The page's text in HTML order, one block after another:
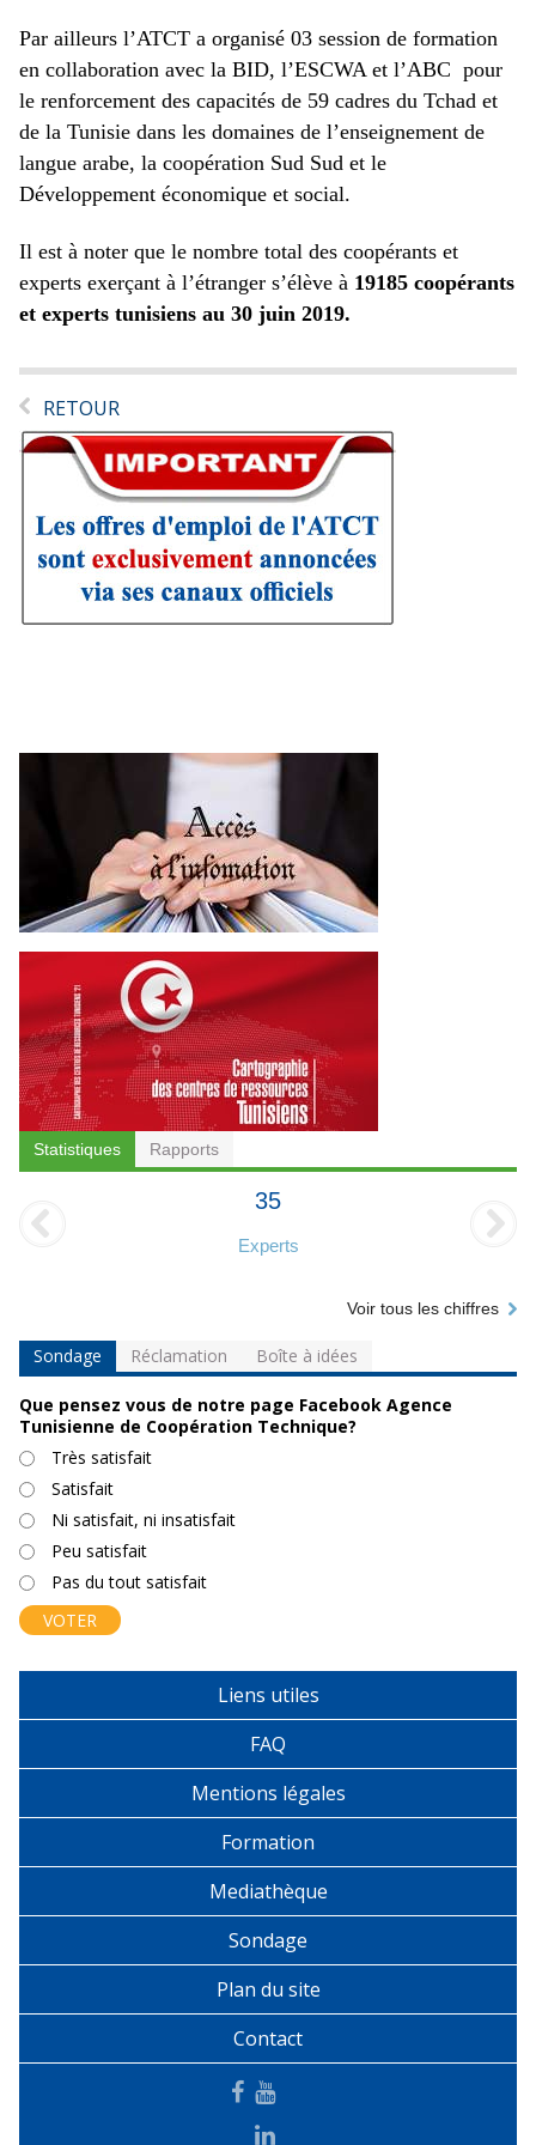
Par ailleurs l’ATCT a organisé 03 session de formation
en collaboration avec la BID, l’ESCWA et l’ABC pour
le renforcement des capacités de 59 cadres du Tchad et
de la Tunisie dans les domaines de l’enseignement de
langue arabe, la coopération Sud Sud et le
Développement économique et social.
Il est à noter que le nombre total des coopérants et
experts exerçant à l’étranger s’élève à 19185 coopérants
et experts tunisiens au 30 juin 2019.
RETOUR
Statistiques Rapports
35
Experts
Voir tous les chiffres
Sondage Réclamation Boîte à idées
Que pensez vous de notre page Facebook Agence
Tunisienne de Coopération Technique?
ChoixTrès satisfait
Satisfait
Ni satisfait, ni insatisfait
Peu satisfait
Pas du tout satisfait
Liens utiles
FAQ
Mentions légales
Formation
Mediathèque
Sondage
Plan du site
Contact